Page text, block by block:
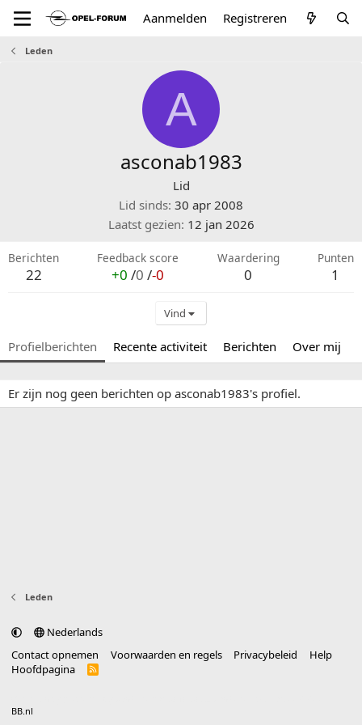
Aanmelden Registreren
Leden
A
asconab1983
Lid
Lid sinds 30 apr 2008
Laatst gezien 12 jan 2026
Berichten
22
Feedback score
+0 /0 /-0
Waardering
0
Punten
1
Vind
Profielberichten Recente activiteit Berichten Over mij
Er zijn nog geen berichten op asconab1983's profiel.
Leden
Nederlands
Contact opnemen
Voorwaarden en regels Privacybeleid
Help
Hoofdpagina
R
BB.nl